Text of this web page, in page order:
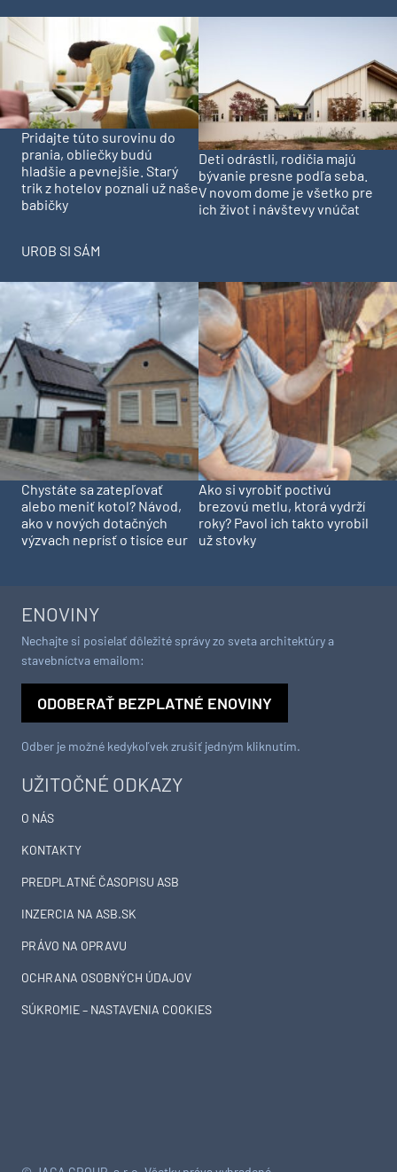
Pridajte túto surovinu do
prania, obliečky budú
hladšie a pevnejšie. Starý
trik z hotelov poznali už naše
babičky
Deti odrástli, rodičia majú
bývanie presne podľa seba.
V novom dome je všetko pre
ich život i návštevy vnúčat
UROB SI SÁM
Chystáte sa zatepľovať
alebo meniť kotol? Návod,
ako v nových dotačných
výzvach neprísť o tisíce eur
Ako si vyrobiť poctivú
brezovú metlu, ktorá vydrží
roky? Pavol ich takto vyrobil
už stovky
UŽITOČNÉ ODKAZY
O NÁS
KONTAKTY
PREDPLATNÉ ČASOPISU ASB
INZERCIA NA ASB.SK
PRÁVO NA OPRAVU
OCHRANA OSOBNÝCH ÚDAJOV
SÚKROMIE – NASTAVENIA COOKIES
ENOVINY
Nechajte si posielať dôležité správy zo sveta architektúry a
stavebníctva emailom:
ODOBERAŤ BEZPLATNÉ ENOVINY
Odber je možné kedykoľvek zrušiť jedným kliknutím.